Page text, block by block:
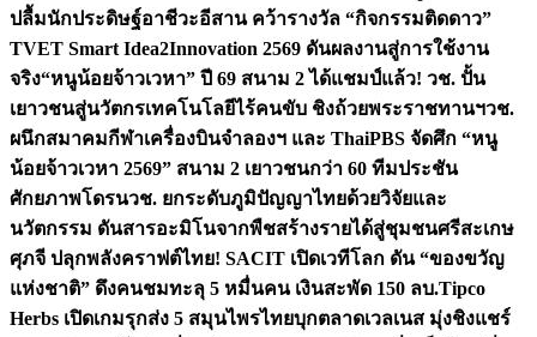
ปลื้มนักประดิษฐ์อาชีวะอีสาน คว้ารางวัล “กิจกรรมติดดาว”
TVET Smart Idea2Innovation 2569 ดันผลงานสู่การใช้งาน
จริง“หนูน้อยจ้าวเวหา” ปี 69 สนาม 2 ได้แชมป์แล้ว! วช. ปั้น
เยาวชนสู่นวัตกรเทคโนโลยีไร้คนขับ ชิงถ้วยพระราชทานฯวช.
ผนึกสมาคมกีฬาเครื่องบินจำลองฯ และ ThaiPBS จัดศึก “หนู
น้อยจ้าวเวหา 2569” สนาม 2 เยาวชนกว่า 60 ทีมประชัน
ศักยภาพโดรนวช. ยกระดับภูมิปัญญาไทยด้วยวิจัยและ
นวัตกรรม ดันสารอะมิโนจากพืชสร้างรายได้สู่ชุมชนศรีสะเกษ
ศุภจี ปลุกพลังคราฟต์ไทย! SACIT เปิดเวทีโลก ดัน “ของขวัญ
แห่งชาติ” ดึงคนชมทะลุ 5 หมื่นคน เงินสะพัด 150 ลบ.Tipco
Herbs เปิดเกมรุกส่ง 5 สมุนไพรไทยบุกตลาดเวลเนส มุ่งชิงแชร์